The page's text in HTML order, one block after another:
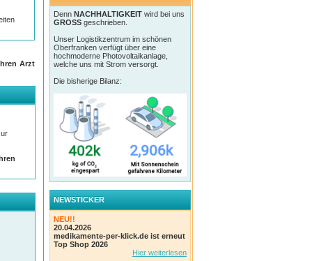
Arzt
Denn NACHHALTIGKEIT wird bei uns
GROSS geschrieben.
Unser Logistikzentrum im schönen
Oberfranken verfügt über eine
hochmoderne Photovoltaikanlage,
welche uns mit Strom versorgt.
Die bisherige Bilanz:
NEWSTICKER
NEU!!
20.04.2026
medikamente-per-klick.de ist erneut
Top Shop 2026
Hier weiterlesen